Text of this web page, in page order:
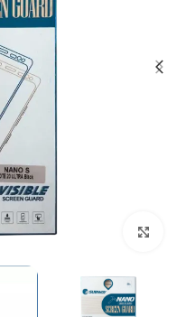
برای بزرگنمایی کلیک کنید